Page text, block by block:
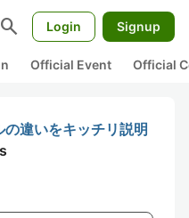
search Login Signup
Official Event Official
違いをキッチリ説明